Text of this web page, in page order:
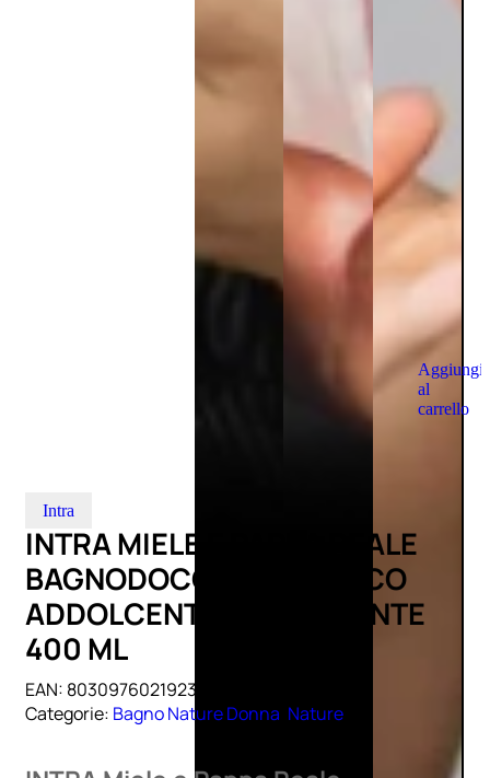
Aggiungi
al
carrello
Intra
INTRA MIELE E PAPPA REALE
BAGNODOCCIA BIOLOGICO
ADDOLCENTE RIGENERANTE
400 ML
EAN: 8030976021923
Categorie: Bagno Nature Donna Nature